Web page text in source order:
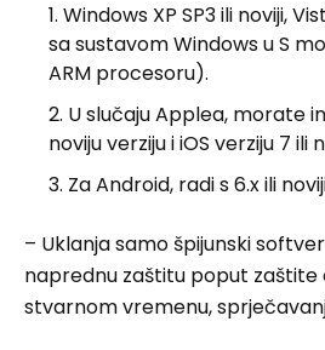
Windows XP SP3 ili noviji,
sa sustavom Windows u S
ARM procesoru).
U slučaju Applea, morate
noviju verziju i iOS verziju 7 ili
Za Android, radi s 6.x ili
– Uklanja samo špijunski
naprednu zaštitu poput zaštite
stvarnom vremenu,